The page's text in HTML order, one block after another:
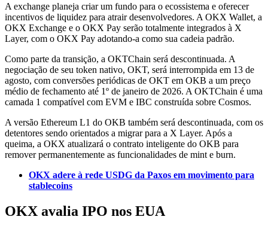
A exchange planeja criar um fundo para o ecossistema e oferecer
incentivos de liquidez para atrair desenvolvedores. A OKX Wallet, a
OKX Exchange e o OKX Pay serão totalmente integrados à X
Layer, com o OKX Pay adotando-a como sua cadeia padrão.
Como parte da transição, a OKTChain será descontinuada. A
negociação de seu token nativo, OKT, será interrompida em 13 de
agosto, com conversões periódicas de OKT em OKB a um preço
médio de fechamento até 1º de janeiro de 2026. A OKTChain é uma
camada 1 compatível com EVM e IBC construída sobre Cosmos.
A versão Ethereum L1 do OKB também será descontinuada, com os
detentores sendo orientados a migrar para a X Layer. Após a
queima, a OKX atualizará o contrato inteligente do OKB para
remover permanentemente as funcionalidades de mint e burn.
OKX adere à rede USDG da Paxos em movimento para
stablecoins
OKX avalia IPO nos EUA